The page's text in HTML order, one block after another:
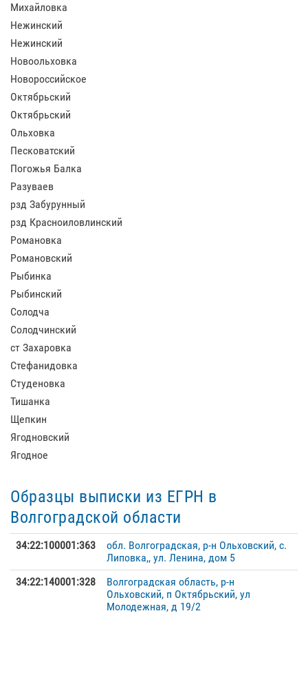
Михайловка
Нежинский
Нежинский
Новоольховка
Новороссийское
Октябрьский
Октябрьский
Ольховка
Песковатский
Погожья Балка
Разуваев
рзд Забурунный
рзд Красноиловлинский
Романовка
Романовский
Рыбинка
Рыбинский
Солодча
Солодчинский
ст Захаровка
Стефанидовка
Студеновка
Тишанка
Щепкин
Ягодновский
Ягодное
Образцы выписки из ЕГРН в
Волгоградской области
34:22:100001:363
обл. Волгоградская, р-н Ольховский, с.
Липовка,, ул. Ленина, дом 5
34:22:140001:328
Волгоградская область, р-н
Ольховский, п Октябрьский, ул
Молодежная, д 19/2